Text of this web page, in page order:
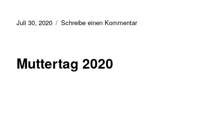
Veröffentlicht
Juli 30, 2020 Schreibe einen Kommentarzu
Muttertag 2020